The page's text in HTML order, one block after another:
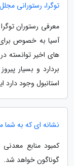
توگرا، رستورانی
معرفی رستوران
آسیا به خصوص
های اخیر توانسته
بردارد و بسیار
استانبول وجود
نشانه ای که به شما
کمبود منابع
گوناگون خواهد شد.